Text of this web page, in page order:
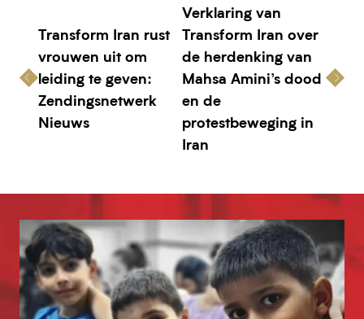
Transform Iran rust
vrouwen uit om
leiding te geven:
Zendingsnetwerk
Nieuws
Verklaring van
Transform Iran over
de herdenking van
Mahsa Amini’s dood
en de
protestbeweging in
Iran